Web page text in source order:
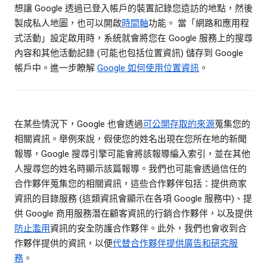
想讓 Google 透過已登入帳戶的裝置記錄您造訪的地點，然後
製成私人地圖，也可以開啟時間軸功能。 當「網路和應用程
式活動」設定啟用時，系統就會將您在 Google 服務上的搜尋
內容和其他活動記錄 (可能也包括位置資訊) 儲存到 Google
帳戶中。進一步瞭解 Google 如何使用位置資訊 。
在某些情況下，Google 也會透過可公開存取的來源蒐集您的
相關資訊。舉例來說，假使您的姓名出現在您所在地的新聞
報導，Google 搜尋引擎可能會將該報導編入索引，並在其他
人搜尋您的姓名時顯示該篇報導。我們也可能會透過信任的
合作夥伴蒐集您的相關資訊，這些合作夥伴包括：提供商家
資訊的目錄服務 (這類資訊會顯示在各項 Google 服務中)、提
供 Google 商用服務潛在顧客資訊的行銷合作夥伴，以及提供
防止濫用資訊的安全防護合作夥伴。此外，我們也會收到合
作夥伴提供的資訊，以便代替合作夥伴提供廣告和研究服
務 。